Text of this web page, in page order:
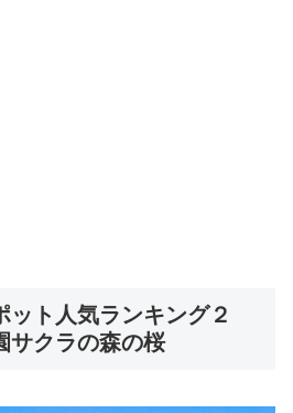
ット人気ランキング２
サクラの森の桜